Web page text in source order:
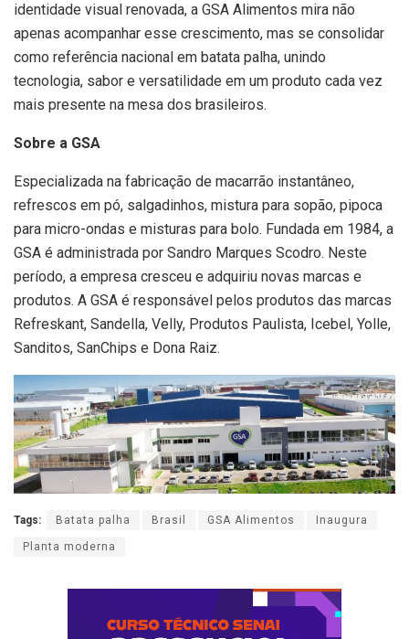
identidade visual renovada, a GSA Alimentos mira não
apenas acompanhar esse crescimento, mas se consolidar
como referência nacional em batata palha, unindo
tecnologia, sabor e versatilidade em um produto cada vez
mais presente na mesa dos brasileiros.
Sobre a GSA
Especializada na fabricação de macarrão instantâneo,
refrescos em pó, salgadinhos, mistura para sopão, pipoca
para micro-ondas e misturas para bolo. Fundada em 1984, a
GSA é administrada por Sandro Marques Scodro. Neste
período, a empresa cresceu e adquiriu novas marcas e
produtos. A GSA é responsável pelos produtos das marcas
Refreskant, Sandella, Velly, Produtos Paulista, Icebel, Yolle,
Sanditos, SanChips e Dona Raiz.
Tags: Batata palha Brasil GSA Alimentos Inaugura
Planta moderna